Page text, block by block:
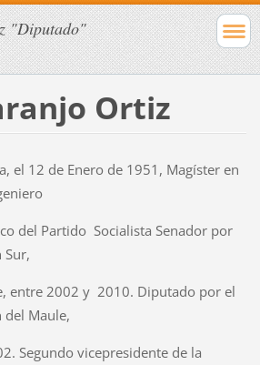
"Diputado"
Ortiz
12 de Enero de 1951, Magíster en
Partido Socialista Senador por
Sur,
2002 y 2010. Diputado por el
del Maule,
vicepresidente de la